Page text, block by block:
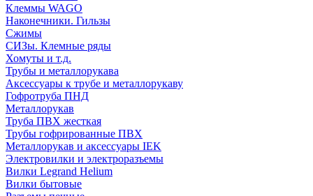
Клеммы WAGO
Наконечники. Гильзы
Сжимы
СИЗы. Клемные ряды
Хомуты и т.д.
Трубы и металлорукава
Аксессуары к трубе и металлорукаву
Гофротруба ПНД
Металлорукав
Труба ПВХ жесткая
Трубы гофрированные ПВХ
Металлорукав и аксессуары IEK
Электровилки и электроразъемы
Вилки Legrand Helium
Вилки бытовые